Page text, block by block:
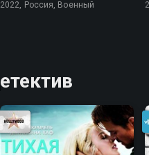
2022, Россия, Военный